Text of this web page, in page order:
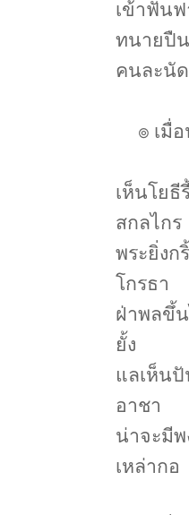
เข้าฟัน
ทนายปื
คนละนัด
๏ เมื่
เห็นโยธี
สกลไกร
พระยิ่งก
โกรธา
ฝ่าพลขึ้
ยั้ง
แลเห็น
อาชา
น่าจะมีพ
เหล่ากอ